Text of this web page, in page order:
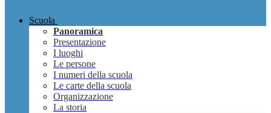
Scuola
Panoramica
Presentazione
I luoghi
Le persone
I numeri della scuola
Le carte della scuola
Organizzazione
La storia